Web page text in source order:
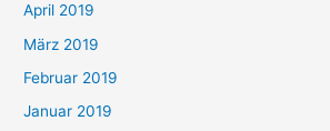
April 2019
März 2019
Februar 2019
Januar 2019